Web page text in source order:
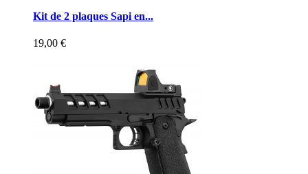
Kit de 2 plaques Sapi en...
19,00 €